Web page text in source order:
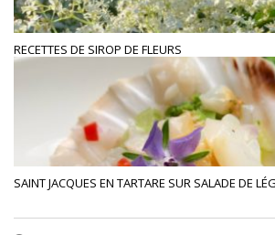
RECETTES DE SIROP DE FLEURS
SAINT JACQUES EN TARTARE SUR SALADE DE